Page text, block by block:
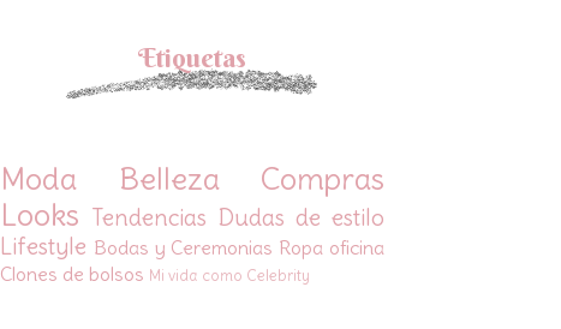
Etiquetas
Moda Belleza
Compras
Looks Tendencias Dudas de estilo
Lifestyle Bodas y Ceremonias Ropa oficina
Clones de bolsos Mi vida como Celebrity